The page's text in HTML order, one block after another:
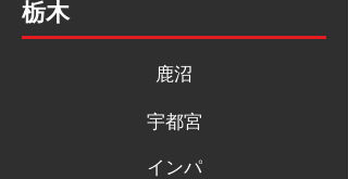
栃木
鹿沼
宇都宮
インパ